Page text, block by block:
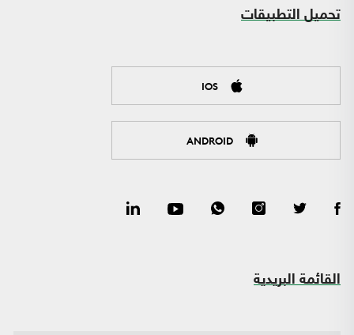
تحميل التطبيقات
IOS
ANDROID
القائمة البريدية